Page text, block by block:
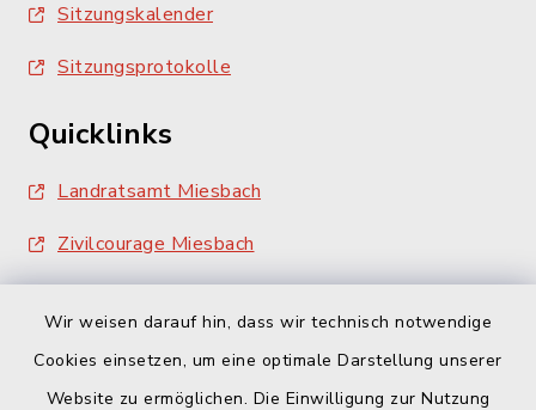
Wir weisen darauf hin, dass wir technisch notwendige
Cookies einsetzen, um eine optimale Darstellung unserer
Website zu ermöglichen. Die Einwilligung zur Nutzung
Sitzungskalender
Sitzungsprotokolle
Quicklinks
Landratsamt Miesbach
Zivilcourage Miesbach